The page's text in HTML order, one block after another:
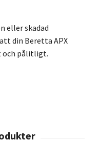
eller skadad
din Beretta APX
och pålitligt.